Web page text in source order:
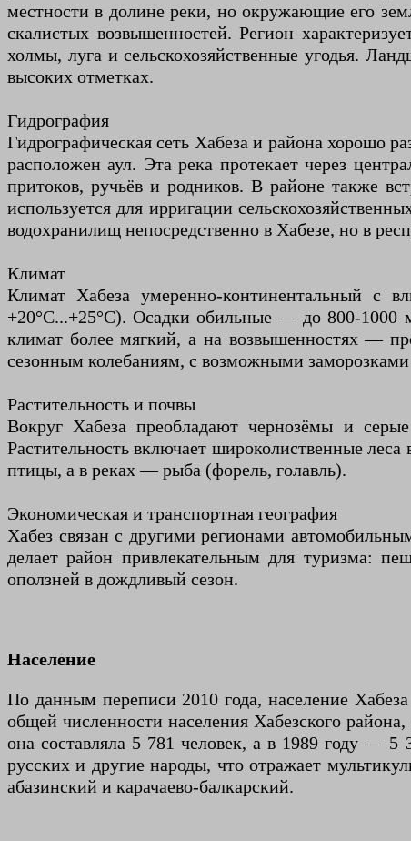
местности в долине реки, но окружающие его
скалистых возвышенностей. Регион
холмы, луга и сельскохозяйственные угодья.
высоких отметках.
Гидрография
Гидрографическая сеть Хабеза и района хорошо
расположен аул. Эта река протекает через
притоков, ручьёв и родников. В районе также
используется для ирригации
водохранилищ непосредственно в Хабезе, но в
Климат
Климат Хабеза умеренно-континентальный с
+20°C...+25°C). Осадки обильные — до 800-1000
климат более мягкий, а на возвышенностях —
сезонным колебаниям, с возможными
Растительность и почвы
Вокруг Хабеза преобладают чернозёмы и
Растительность включает широколиственные
птицы, а в реках — рыба (форель, голавль).
Экономическая и транспортная география
Хабез связан с другими регионами
делает район привлекательным для туризма:
оползней в дождливый сезон.
Население
По данным переписи 2010 года, население
общей численности населения Хабезского
она составляла 5 781 человек, а в 1989 году — 5
русских и другие народы, что отражает
абазинский и карачаево-балкарский.